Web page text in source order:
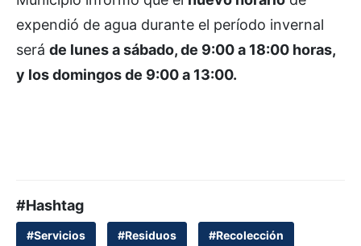
expendió de agua durante el período invernal
será de lunes a sábado, de 9:00 a 18:00 horas,
y los domingos de 9:00 a 13:00.
#Hashtag
#Servicios #Residuos #Recolección